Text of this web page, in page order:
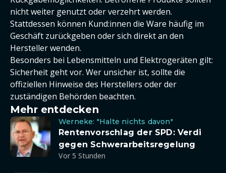
nicht weiter genutzt oder verzehrt werden.
Stattdessen können Kund:innen die Ware häufig im
Geschäft zurückgeben oder sich direkt an den
Hersteller wenden.
Besonders bei Lebensmitteln und Elektrogeräten gilt:
Sicherheit geht vor. Wer unsicher ist, sollte die
offiziellen Hinweise des Herstellers oder der
zuständigen Behörden beachten.
Mehr entdecken
Werneke: "Halte nichts davon"
Rentenvorschlag der SPD: Verdi
gegen Schwerarbeitsregelung
Vor 5 Stunden